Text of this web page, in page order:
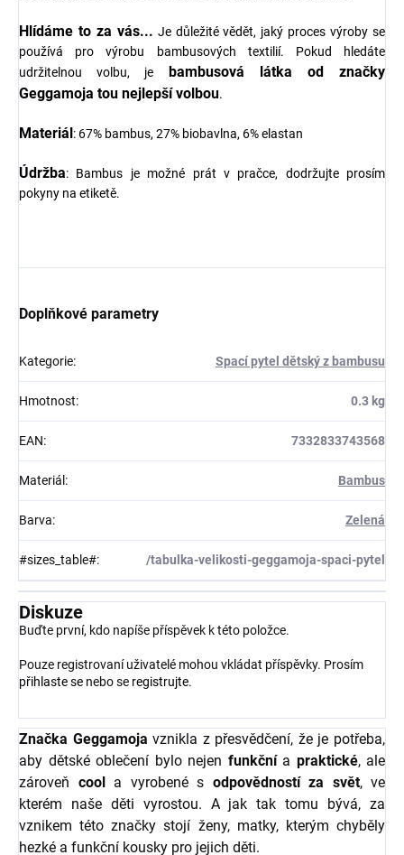
Hlídáme to za vás... Je důležité vědět, jaký proces výroby se
používá pro výrobu bambusových textilií. Pokud hledáte
udržitelnou volbu, je bambusová látka od značky
Geggamoja tou nejlepší volbou.
Materiál: 67% bambus, 27% biobavlna, 6% elastan
Údržba: Bambus je možné prát v pračce, dodržujte prosím
pokyny na etiketě.
Doplňkové parametry
Kategorie: Spací pytel dětský z bambusu
Hmotnost: 0.3 kg
EAN: 7332833743568
Materiál : Bambus
Barva: Zelená
#sizes_table#: /tabulka-velikosti-geggamoja-spaci-pytel
Diskuze
Buďte první, kdo napíše příspěvek k této položce.
Pouze registrovaní uživatelé mohou vkládat příspěvky. Prosím
přihlaste se nebo se registrujte.
Značka Geggamoja vznikla z přesvědčení, že je potřeba,
aby dětské oblečení bylo nejen funkčnía praktické, ale
zároveň coola vyrobené s odpovědností za svět, ve
kterém naše děti vyrostou. A jak tak tomu bývá, za
vznikem této značky stojí ženy, matky, kterým chyběly
hezké a funkční kousky pro jejich děti.